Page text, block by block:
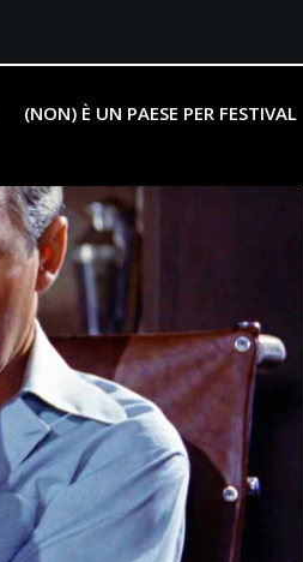
(NON) È UN PAESE PER FESTIVAL